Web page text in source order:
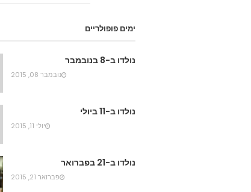
ימים פופולריים
נולדו ב-8 בנובמבר
נובמבר 08, 2015
נולדו ב-11 ביולי
יולי 11, 2015
נולדו ב-21 בפברואר
פברואר 21, 2015